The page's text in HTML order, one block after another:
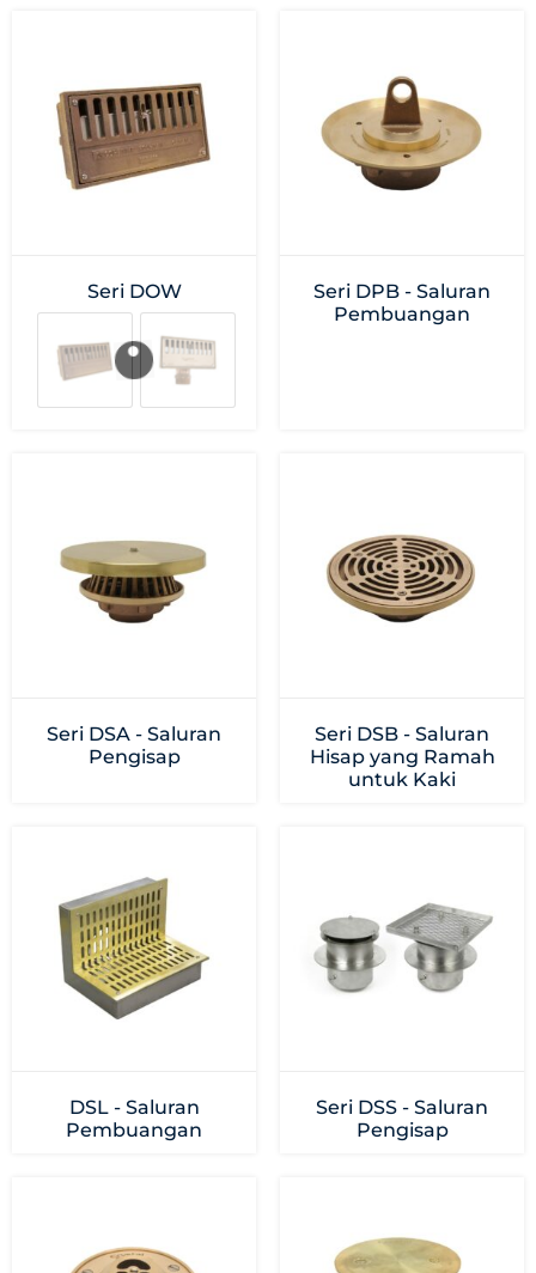
Seri DOW
Seri DPB - Saluran
Pembuangan
Seri DSA - Saluran
Pengisap
Seri DSB - Saluran
Hisap yang Ramah
untuk Kaki
DSL - Saluran
Pembuangan
Seri DSS - Saluran
Pengisap